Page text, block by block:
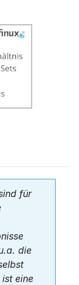
für
die
eine